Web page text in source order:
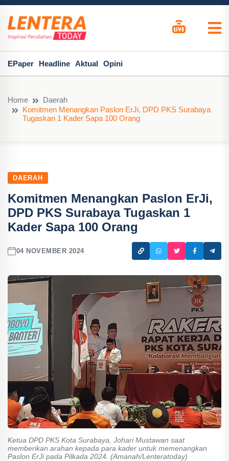
EPaper Headline Aktual Opini
Home
Daerah
Komitmen Menangkan Paslon ErJi, DPD PKS Surabaya
Tugaskan 1 Kader Sapa 100 Orang
DAERAH
Komitmen Menangkan Paslon ErJi,
DPD PKS Surabaya Tugaskan 1
Kader Sapa 100 Orang
04 NOVEMBER 2024
Ketua DPD PKS Kota Surabaya, Johari Mustawan saat
memberikan arahan kepada para kader untuk memenangkan
Paslon ErJi pada Pilkada 2024. (Amanah/Lenteratoday)